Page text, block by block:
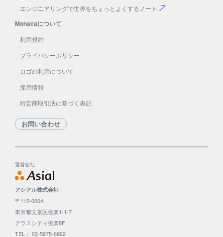
エンジニアリングで世界をちょっとよくするノート
Monacaについて
利用規約
プライバシーポリシー
ロゴの利用について
採用情報
特定商取引法に基づく表記
お問い合わせ
運営会社
アシアル株式会社
〒112-0004
東京都文京区後楽1-1-7
グラスシティ後楽8F
TEL： 03-5875-6862